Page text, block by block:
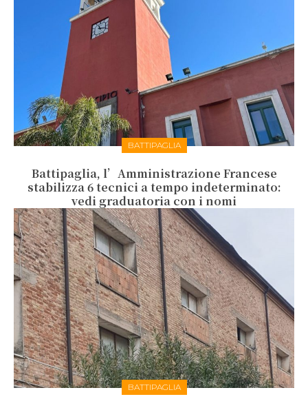
BATTIPAGLIA
Battipaglia, l’Amministrazione Francese
stabilizza 6 tecnici a tempo indeterminato:
vedi graduatoria con i nomi
BATTIPAGLIA